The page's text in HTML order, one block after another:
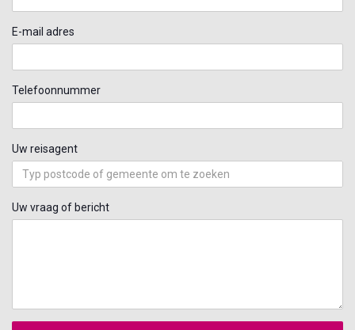
E-mail adres
Telefoonnummer
Uw reisagent
Uw vraag of bericht